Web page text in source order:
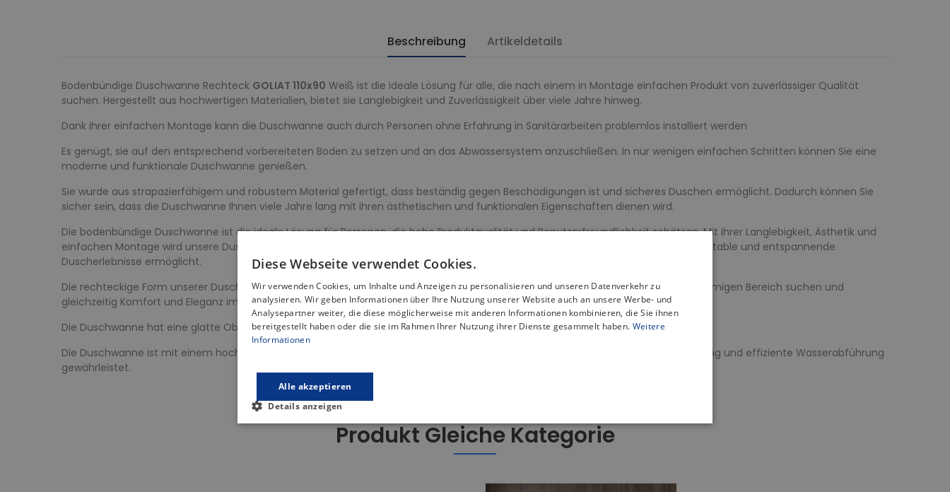
Beschreibung Artikeldetails
Bodenbündige Duschwanne Rechteck GOLIAT 110x90 Weiß ist die ideale Lösung für alle, die nach einem in Montage einfachen Produkt von zuverlässiger Qualität
suchen. Hergestellt aus hochwertigen Materialien, bietet sie Langlebigkeit und Zuverlässigkeit über viele Jahre hinweg.
Dank ihrer einfachen Montage kann die Duschwanne auch durch Personen ohne Erfahrung in Sanitärarbeiten problemlos installiert werden
Es genügt, sie auf den entsprechend vorbereiteten Boden zu setzen und an das Abwassersystem anzuschließen. In nur wenigen einfachen Schritten können Sie eine
moderne und funktionale Duschwanne genießen.
Sie wurde aus strapazierfähigem und robustem Material gefertigt, dass beständig gegen Beschädigungen ist und sicheres Duschen ermöglicht. Dadurch können Sie
sicher sein, dass die Duschwanne Ihnen viele Jahre lang mit ihren ästhetischen und funktionalen Eigenschaften dienen wird.
Die bodenbündige Duschwanne ist die ideale Lösung für Personen, die hohe Produktqualität und Benutzerfreundlichkeit schätzen. Mit ihrer Langlebigkeit, Ästhetik und
einfachen Montage wird unsere Duschwanne zu einem unverzichtbaren Element in Ihrem Badezimmer, das Ihnen jahrelang komfortable und entspannende
Duscherlebnisse ermöglicht.
Die rechteckige Form unserer Duschwanne in der Größe 110x90, ist die perfekte Lösung für Personen, die beim Duschen einen geräumigen Bereich suchen und
gleichzeitig Komfort und Eleganz im Badezimmer wünschen.
Die Duschwanne hat eine glatte Oberfläche, die Komfort und leichte Reinigung gewährleistet.
Die Duschwanne ist mit einem hochwertigen Ablauf mit einem Durchmesser von ⌀ 90 ausgestattet, der eine hervorragende Leistung und effiziente Wasserabführung
gewährleistet.
Produkt Gleiche Kategorie
Diese Webseite verwendet Cookies.
Wir verwenden Cookies, um Inhalte und Anzeigen zu personalisieren und unseren Datenverkehr zu
analysieren. Wir geben Informationen über Ihre Nutzung unserer Website auch an unsere Werbe- und
Analysepartner weiter, die diese möglicherweise mit anderen Informationen kombinieren, die Sie ihnen
bereitgestellt haben oder die sie im Rahmen Ihrer Nutzung ihrer Dienste gesammelt haben. Weitere
Informationen
Alle akzeptieren
Details anzeigen